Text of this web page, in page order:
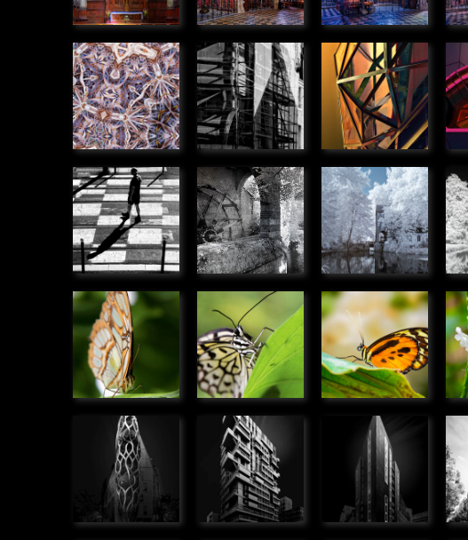
» Urbain
Kaléidoscope
» Graphique
Echafaudage
» Graphique
Exosquelette
» Graphique
»
Pion
» Humanité
Le moulin
des
Béchets
» Panoramique
Le moulin
des
Béchets
» Panoramique
»
Siproeta
stelenes
» Microcosmos
Idea
leuconoe
» Microcosmos
Hypothyris
ninonia
» Microcosmos »
Immeuble
rue de
Meudon,
Boulogne
Billancourt
» Urbain
Immeuble
rue Beck,
Bordeaux
» Urbain
Immeuble
promenade
des Forges,
Bordeaux
» Urbain
»